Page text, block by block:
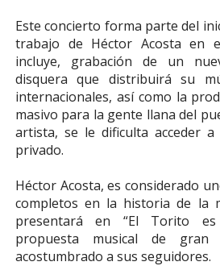
Este concierto forma parte del
trabajo de Héctor Acosta en
incluye, grabación de un
disquera que distribuirá su
internacionales, así como la
masivo para la gente llana del
artista, se le dificulta acceder
privado.
Héctor Acosta, es considerado
completos en la historia de la
presentará en “El Torito es
propuesta musical de
acostumbrado a sus seguidores.